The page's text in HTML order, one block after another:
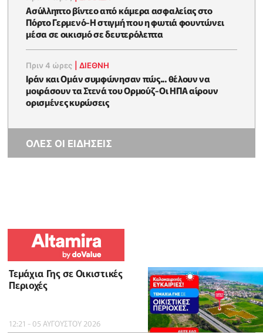
Ασύλληπτο βίντεο από κάμερα ασφαλείας στο
Πόρτο Γερμενό-Η στιγμή που η φωτιά φουντώνει
μέσα σε οικισμό σε δευτερόλεπτα
Πριν 4 ώρες |ΔΙΕΘΝΗ
Ιράν και Ομάν συμφώνησαν πώς... θέλουν να
μοιράσουν τα Στενά του Ορμούζ-Οι ΗΠΑ αίρουν
ορισμένες κυρώσεις
ΟΛΕΣ ΟΙ ΕΙΔΗΣΕΙΣ
Τεμάχια Γης σε Οικιστικές
Περιοχές
12:21 - 05 ΑΥΓΟΥΣΤΟΥ 2026